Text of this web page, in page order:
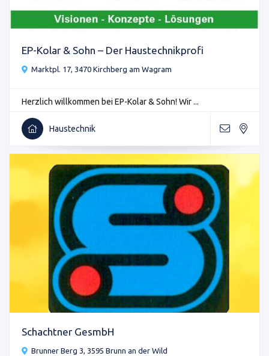
EP-Kolar & Sohn – Der Haustechnikprofi
Marktpl. 17, 3470 Kirchberg am Wagram
Herzlich willkommen bei EP-Kolar & Sohn! Wir ...
Haustechnik
Schachtner GesmbH
Brunner Berg 3, 3595 Brunn an der Wild